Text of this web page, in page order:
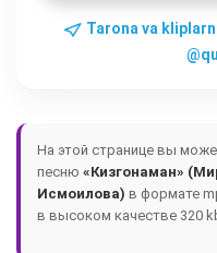
Tarona va
На этой странице вы
песню «Кизгонаман»
Исмоилова) в формате
в высоком качестве 320